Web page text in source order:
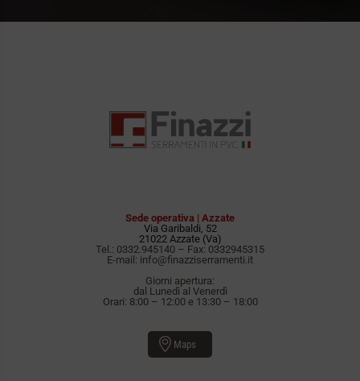
Sede operativa | Azzate
Via Garibaldi, 52
21022 Azzate (Va)
Tel.: 0332.945140 – Fax: 0332945315
E-mail: info@finazziserramenti.it
Giorni apertura:
dal Lunedì al Venerdì
Orari: 8:00 – 12:00 e 13:30 – 18:00
Maps